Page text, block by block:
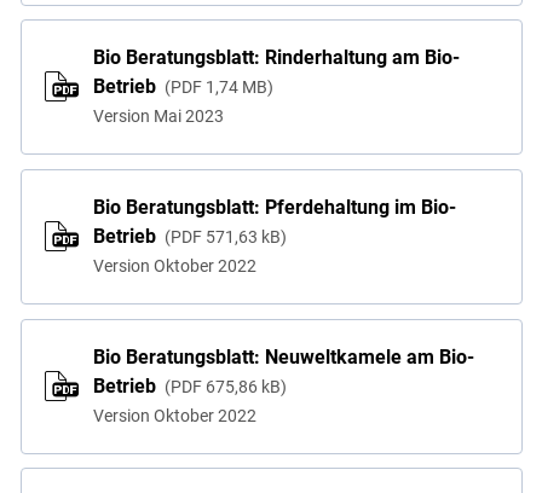
Bio Beratungsblatt: Rinderhaltung am Bio-
Betrieb
PDF 1,74 MB
Version Mai 2023
Bio Beratungsblatt: Pferdehaltung im Bio-
Betrieb
PDF 571,63 kB
Version Oktober 2022
Bio Beratungsblatt: Neuweltkamele am Bio-
Betrieb
PDF 675,86 kB
Version Oktober 2022